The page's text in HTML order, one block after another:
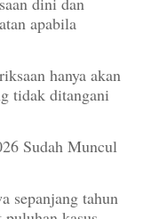
apabila
hanya akan
tidak ditangani
Sudah Muncul
sepanjang tahun